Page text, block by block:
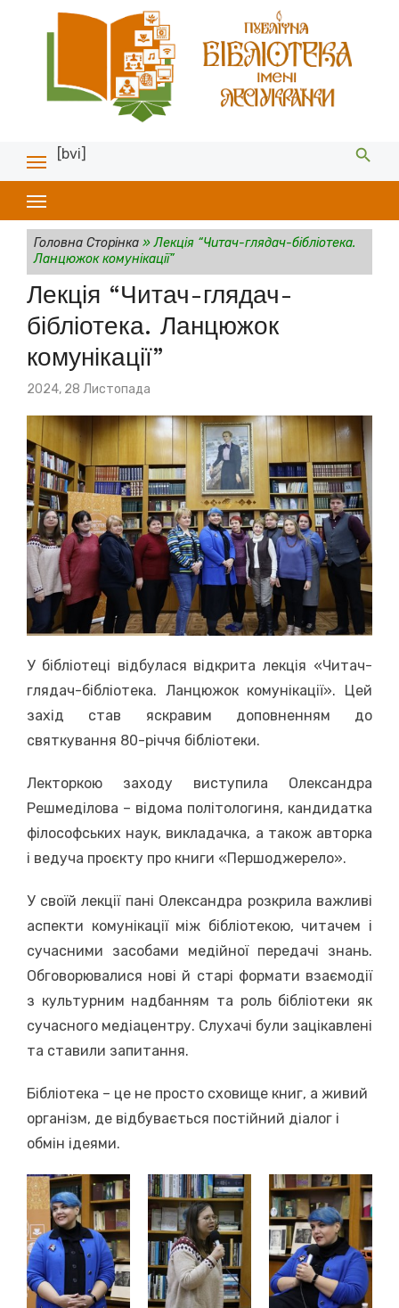
[bvi]
Головна Сторінка»Лекція “Читач-глядач-бібліотека.
Ланцюжок комунікації”
Лекція “Читач-глядач-
бібліотека. Ланцюжок
комунікації”
Posted
2024, 28 Листопада
У бібліотеці відбулася відкрита лекція «Читач-
глядач-бібліотека. Ланцюжок комунікації». Цей
захід став яскравим доповненням до
святкування 80-річчя бібліотеки.
Лекторкою заходу виступила Олександра
Решмеділова – відома політологиня, кандидатка
філософських наук, викладачка, а також авторка
і ведуча проєкту про книги «Першоджерело».
У своїй лекції пані Олександра розкрила важливі
аспекти комунікації між бібліотекою, читачем і
сучасними засобами медійної передачі знань.
Обговорювалися нові й старі формати взаємодії
з культурним надбанням та роль бібліотеки як
сучасного медіацентру. Слухачі були зацікавлені
та ставили запитання.
Бібліотека – це не просто сховище книг, а живий
організм, де відбувається постійний діалог і
обмін ідеями.